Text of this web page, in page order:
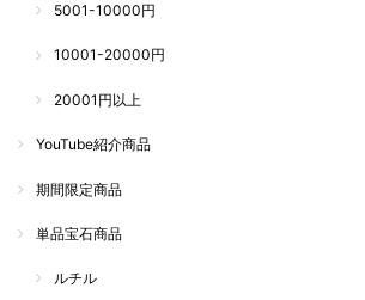
5001-10000円
10001-20000円
20001円以上
YouTube紹介商品
期間限定商品
単品宝石商品
ルチル